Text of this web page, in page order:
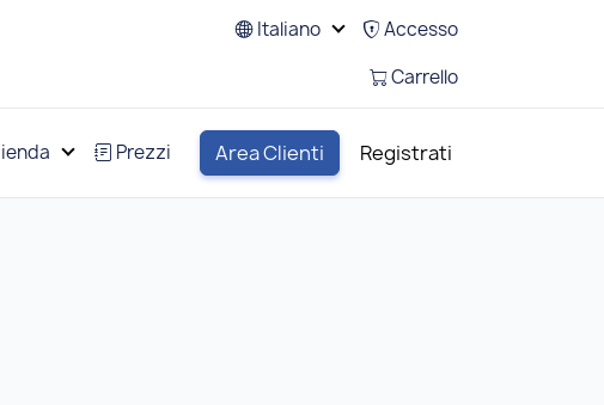
Italiano
Accesso
Carrello
Prezzi Area Clienti Registrati